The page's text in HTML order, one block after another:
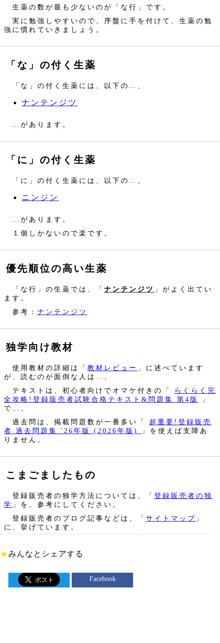
生薬の数が最も少ないのが「な行」です。
実に勉強しやすいので、序盤に手を付けて、生薬の勉
強に慣れていきましょう。
「な」の付く生薬
「な」の付く生薬には、以下の…、
ナンテンジツ
…があります。
「に」の付く生薬
「に」の付く生薬には、以下の…、
ニンジン
…があります。
１個しかないので楽です。
優先順位の高い生薬
「な行」の生薬では、「 ナンテンジツ 」がよく出てい
ます。
参考： ナンテンジツ
独学向け教材
使用教材の詳細は「 教材レビュー 」に述べています
が、読むのが面倒な人は…、
テキストは、初心者向けでオマケ付きの「
らくらく完
全攻略!登録販売者試験合格テキスト&問題集 第4版
」
で…、
過去問は、掲載問題数が一番多い「
超重要!登録販売
者 過去問題集 '26年版 (2026年版)
」を使えば支障あ
りません。
こまごましたもの
登録販売者の独学方法については、「 登録販売者の独
学 」を、参考にしてください。
登録販売者のブログ記事などは、「 サイトマップ 」
に、挙げています。
★みんなとシェアする
Facebook